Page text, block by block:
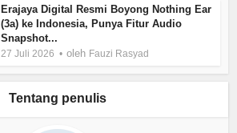
Erajaya Digital Resmi Boyong Nothing Ear
(3a) ke Indonesia, Punya Fitur Audio
Snapshot...
27 Juli 2026 oleh Fauzi Rasyad
Tentang penulis